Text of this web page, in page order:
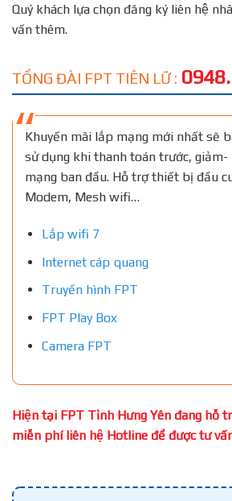
Quý khách lựa chọn đăng ký liên hệ
vấn thêm.
TỔNG ĐÀI FPT TIÊN LỮ :
Khuyến mãi lắp mạng mới nhất sẽ
sử dụng khi thanh toán trước,
mạng ban đầu. Hỗ trợ thiết bị đầu
Modem, Mesh wifi…
Lắp wifi 7
Internet cáp quang
Truyền hình FPT
FPT Play Box
Camera FPT
Hiện tại FPT Tỉnh Hưng Yên đang hỗ
miễn phí liên hệ Hotline để được tư